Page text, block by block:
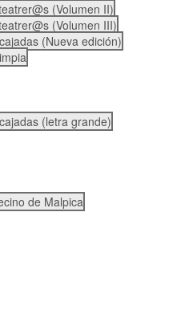
(Volumen II)
(Volumen III)
(Nueva edición)
(letra grande)
de Malpica